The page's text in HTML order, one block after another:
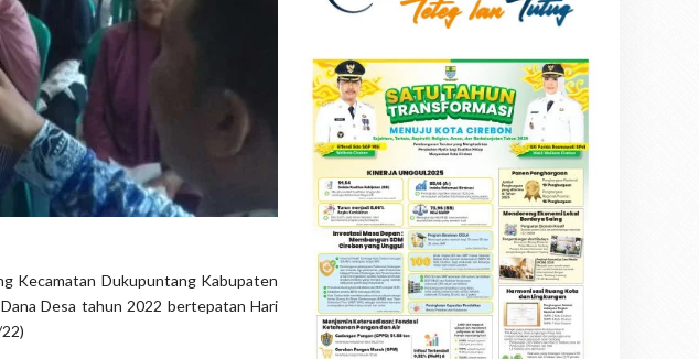
Kecamatan Dukupuntang Kabupaten
Desa tahun 2022 bertepatan Hari